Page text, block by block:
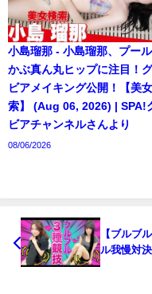
小島瑠那 - 小島瑠那、プー
かぶ真ん丸ヒップに注目！
ビアメイキング公開！【美
索】 (Aug 06, 2026) | SPA!
ビアチャンネルさんより
08/06/2026
【ブルブ
ル我慢対